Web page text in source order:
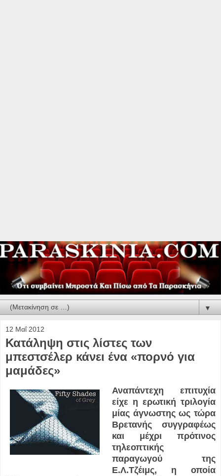
▼
12 Μαΐ 2012
Κατάληψη στις λίστες των
μπεστσέλερ κάνει ένα «πορνό για
μαμάδες»
Αναπάντεχη επιτυχία
είχε η ερωτική τριλογία
μίας άγνωστης ως τώρα
Βρετανής συγγραφέως
και μέχρι πρότινος
τηλεοπτικής
παραγωγού της
Ε.Λ.Τζέιμς, η οποία